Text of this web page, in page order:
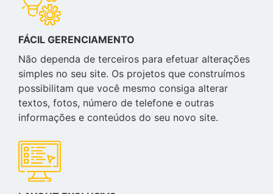
FÁCIL GERENCIAMENTO
Não dependa de terceiros para efetuar alterações
simples no seu site. Os projetos que construímos
possibilitam que você mesmo consiga alterar
textos, fotos, número de telefone e outras
informações e conteúdos do seu novo site.